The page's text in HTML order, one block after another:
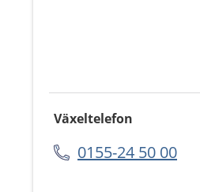
Växeltelefon
0155-24 50 00